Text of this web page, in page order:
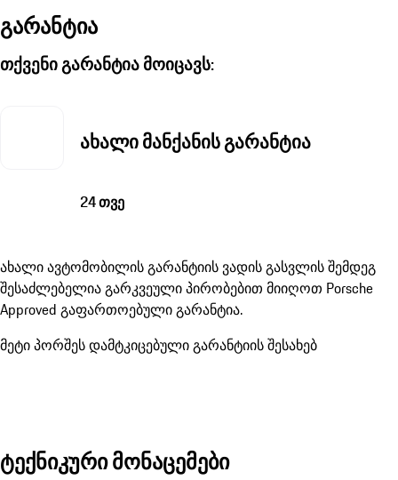
გარანტია
თქვენი გარანტია მოიცავს:
ახალი მანქანის გარანტია
24 თვე
ახალი ავტომობილის გარანტიის ვადის გასვლის შემდეგ
შესაძლებელია გარკვეული პირობებით მიიღოთ Porsche
Approved გაფართოებული გარანტია.
მეტი პორშეს დამტკიცებული გარანტიის შესახებ
ტექნიკური მონაცემები